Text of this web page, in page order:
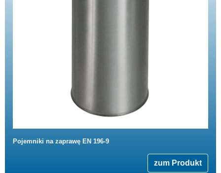
Pojemniki na zaprawę EN 196-9
zum Produkt